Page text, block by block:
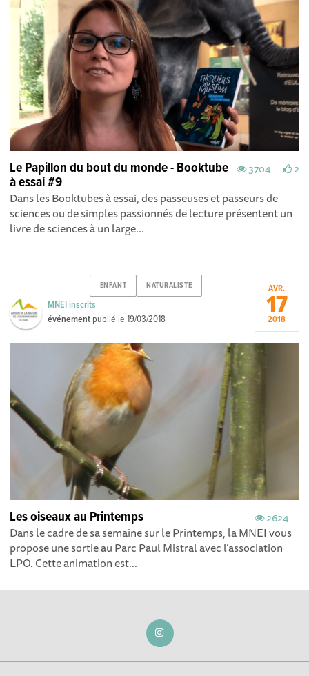
3704 2
Le Papillon du bout du monde - Booktube
à essai #9
Dans les Booktubes à essai, des passeuses et passeurs de
sciences ou de simples passionnés de lecture présentent un
livre de sciences à un large...
ENFANT NATURALISTE
MNEI inscrits
événement publié le19/03/2018
AVR.
17
2018
2624
Les oiseaux au Printemps
Dans le cadre de sa semaine sur le Printemps, la MNEI vous
propose une sortie au Parc Paul Mistral avec l’association
LPO. Cette animation est...